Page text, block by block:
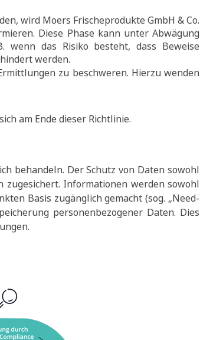
wird Moers Frischeprodukte GmbH & Co.
Diese Phase kann unter Abwägung
wenn das Risiko besteht, dass Beweise
werden.
zu beschweren. Hierzu wenden
am Ende dieser Richtlinie.
behandeln. Der Schutz von Daten sowohl
Informationen werden sowohl
Basis zugänglich gemacht (sog. „Need-
personenbezogener Daten. Dies